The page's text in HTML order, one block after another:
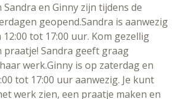
Sandra en Ginny zijn tijdens de
geopend.Sandra is aanwezig
tot 17:00 uur. Kom gezellig
praatje! Sandra geeft graag
werk.Ginny is op zaterdag en
tot 17:00 uur aanwezig. Je kunt
werk zien, een praatje maken en